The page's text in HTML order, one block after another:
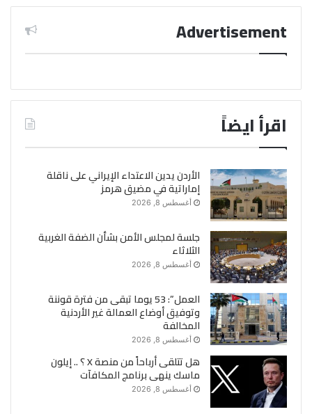
Advertisement
اقرأ ايضاً
الأردن يدين الاعتداء الإيراني على ناقلة
إماراتية في مضيق هرمز
أغسطس 8, 2026
جلسة لمجلس الأمن بشأن الضفة الغربية
الثلاثاء
أغسطس 8, 2026
العمل”: 53 يوما تبقى من فترة قوننة
وتوفيق أوضاع العمالة غير الأردنية
المخالفة
أغسطس 8, 2026
هل تتلقى أرباحاً من منصة X ؟ .. إيلون
ماسك ينهى برنامج المكافآت
أغسطس 8, 2026